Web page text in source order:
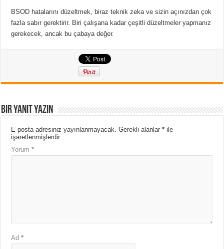
BSOD hatalarını düzeltmek, biraz teknik zeka ve sizin açınızdan çok
fazla sabır gerektirir. Biri çalışana kadar çeşitli düzeltmeler yapmanız
gerekecek, ancak bu çabaya değer.
Bir yanıt yazın
E-posta adresiniz yayınlanmayacak. Gerekli alanlar* ile
işaretlenmişlerdir
Yorum*
Ad*